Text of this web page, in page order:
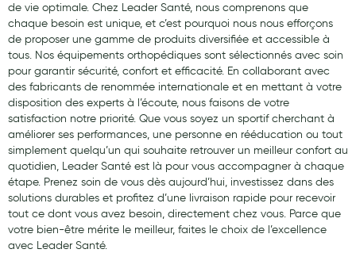
de vie optimale. Chez Leader Santé, nous comprenons que
chaque besoin est unique, et c’est pourquoi nous nous efforçons
de proposer une gamme de produits diversifiée et accessible à
tous. Nos équipements orthopédiques sont sélectionnés avec soin
pour garantir sécurité, confort et efficacité. En collaborant avec
des fabricants de renommée internationale et en mettant à votre
disposition des experts à l’écoute, nous faisons de votre
satisfaction notre priorité. Que vous soyez un sportif cherchant à
améliorer ses performances, une personne en rééducation ou tout
simplement quelqu’un qui souhaite retrouver un meilleur confort au
quotidien, Leader Santé est là pour vous accompagner à chaque
étape. Prenez soin de vous dès aujourd’hui, investissez dans des
solutions durables et profitez d’une livraison rapide pour recevoir
tout ce dont vous avez besoin, directement chez vous. Parce que
votre bien-être mérite le meilleur, faites le choix de l’excellence
avec Leader Santé.